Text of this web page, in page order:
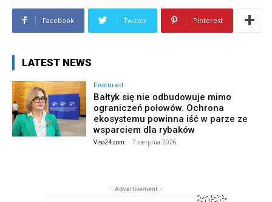
Facebook Twitter Pinterest
LATEST NEWS
Featured
Bałtyk się nie odbudowuje mimo
ograniczeń połowów. Ochrona
ekosystemu powinna iść w parze ze
wsparciem dla rybaków
Viso24.com - 7 sierpnia 2026
- Advertisement -